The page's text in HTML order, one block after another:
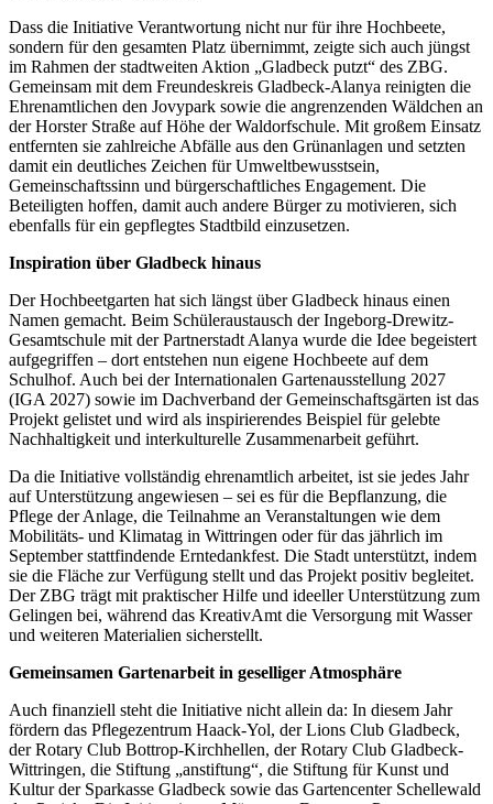
Dass die Initiative Verantwortung nicht nur für ihre Hochbeete,
sondern für den gesamten Platz übernimmt, zeigte sich auch jüngst
im Rahmen der stadtweiten Aktion „Gladbeck putzt“ des ZBG.
Gemeinsam mit dem Freundeskreis Gladbeck-Alanya reinigten die
Ehrenamtlichen den Jovypark sowie die angrenzenden Wäldchen an
der Horster Straße auf Höhe der Waldorfschule. Mit großem Einsatz
entfernten sie zahlreiche Abfälle aus den Grünanlagen und setzten
damit ein deutliches Zeichen für Umweltbewusstsein,
Gemeinschaftssinn und bürgerschaftliches Engagement. Die
Beteiligten hoffen, damit auch andere Bürger zu motivieren, sich
ebenfalls für ein gepflegtes Stadtbild einzusetzen.
Inspiration über Gladbeck hinaus
Der Hochbeetgarten hat sich längst über Gladbeck hinaus einen
Namen gemacht. Beim Schüleraustausch der Ingeborg-Drewitz-
Gesamtschule mit der Partnerstadt Alanya wurde die Idee begeistert
aufgegriffen – dort entstehen nun eigene Hochbeete auf dem
Schulhof. Auch bei der Internationalen Gartenausstellung 2027
(IGA 2027) sowie im Dachverband der Gemeinschaftsgärten ist das
Projekt gelistet und wird als inspirierendes Beispiel für gelebte
Nachhaltigkeit und interkulturelle Zusammenarbeit geführt.
Da die Initiative vollständig ehrenamtlich arbeitet, ist sie jedes Jahr
auf Unterstützung angewiesen – sei es für die Bepflanzung, die
Pflege der Anlage, die Teilnahme an Veranstaltungen wie dem
Mobilitäts- und Klimatag in Wittringen oder für das jährlich im
September stattfindende Erntedankfest. Die Stadt unterstützt, indem
sie die Fläche zur Verfügung stellt und das Projekt positiv begleitet.
Der ZBG trägt mit praktischer Hilfe und ideeller Unterstützung zum
Gelingen bei, während das KreativAmt die Versorgung mit Wasser
und weiteren Materialien sicherstellt.
Gemeinsamen Gartenarbeit in geselliger Atmosphäre
Auch finanziell steht die Initiative nicht allein da: In diesem Jahr
fördern das Pflegezentrum Haack-Yol, der Lions Club Gladbeck,
der Rotary Club Bottrop-Kirchhellen, der Rotary Club Gladbeck-
Wittringen, die Stiftung „anstiftung“, die Stiftung für Kunst und
Kultur der Sparkasse Gladbeck sowie das Gartencenter Schellewald